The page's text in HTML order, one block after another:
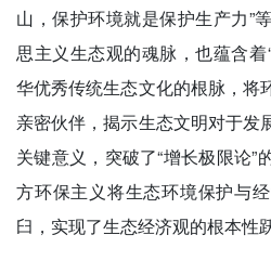
山，保护环境就是保护生产力”
思主义生态观的魂脉，也蕴含着
华优秀传统生态文化的根脉，将
亲密伙伴，揭示生态文明对于发
关键意义，突破了“增长极限论”
方环保主义将生态环境保护与
臼，实现了生态经济观的根本性跃